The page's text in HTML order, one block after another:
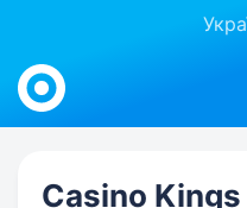
Work.ua
Casino Kings